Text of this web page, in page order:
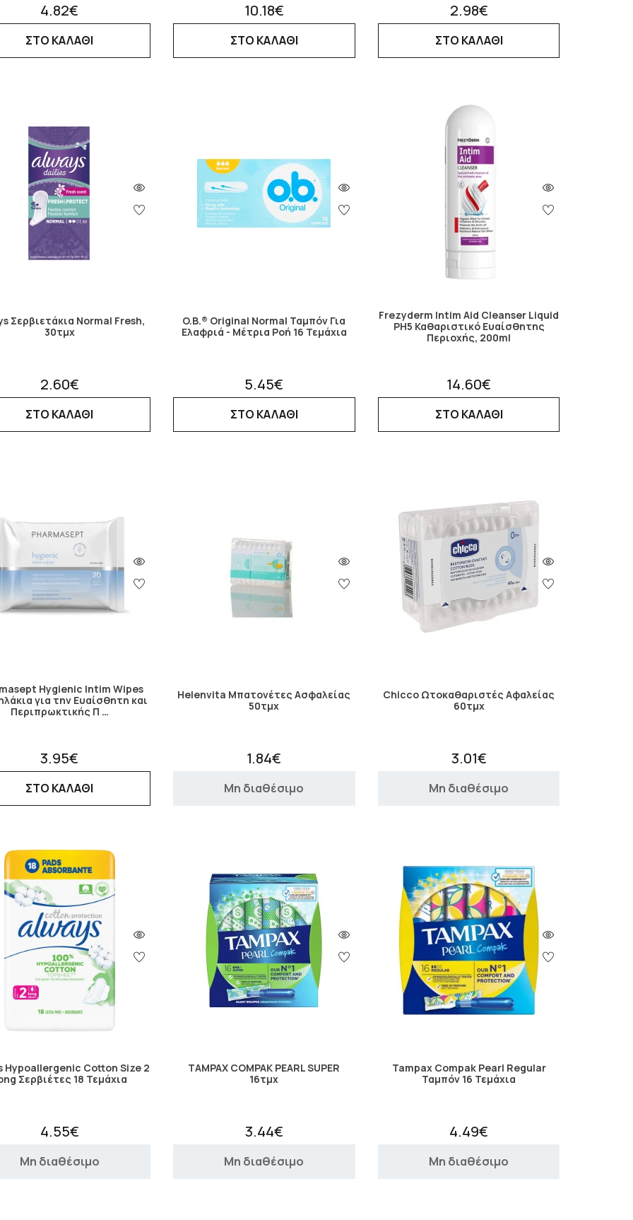
4.82€
ΣΤΟ ΚΑΛΑΘΙ
10.18€
ΣΤΟ ΚΑΛΑΘΙ
2.98€
ΣΤΟ ΚΑΛΑΘΙ
Σερβιετάκια Normal Fresh,
30τμχ
2.60€
ΣΤΟ ΚΑΛΑΘΙ
O.B.® Original Normal Ταμπόν Για
Ελαφριά - Μέτρια Ροή 16 Τεμάχια
5.45€
ΣΤΟ ΚΑΛΑΘΙ
Frezyderm Intim Aid Cleanser Liquid
PH5 Καθαριστικό Ευαίσθητης
Περιοχής, 200ml
14.60€
ΣΤΟ ΚΑΛΑΘΙ
Hygienic Intim Wipes
για την Ευαίσθητη και
Περιπρωκτικής Π …
3.95€
ΣΤΟ ΚΑΛΑΘΙ
Helenvita Μπατονέτες Ασφαλείας
50τμχ
1.84€
Μη διαθέσιμο
Chicco Ωτοκαθαριστές Αφαλείας
60τμχ
3.01€
Μη διαθέσιμο
Hypoallergenic Cotton Size 2
Σερβιέτες 18 Τεμάχια
4.55€
Μη διαθέσιμο
TAMPAX COMPAK PEARL SUPER
16τμχ
3.44€
Μη διαθέσιμο
Tampax Compak Pearl Regular
Ταμπόν 16 Τεμάχια
4.49€
Μη διαθέσιμο